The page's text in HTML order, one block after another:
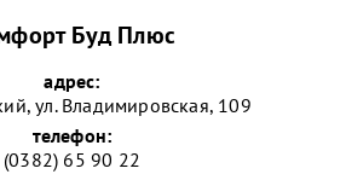
Буд Плюс
адрес:
ул. Владимировская, 109
телефон:
(0382) 65 90 22